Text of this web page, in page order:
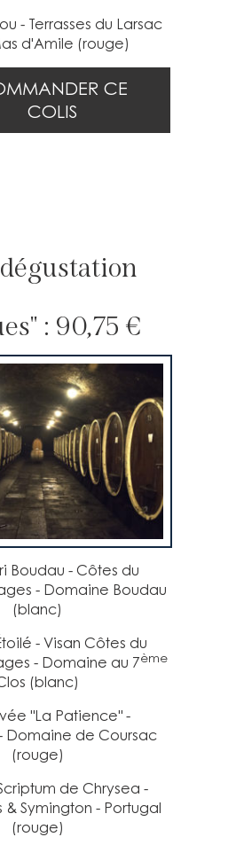
- Terrasses du Larsac
d'Amile (rouge)
CE
COLIS
: 90,75 €
Boudau - Côtes du
- Domaine Boudau
(blanc)
- Visan Côtes du
- Domaine au 7ème
(blanc)
"La Patience" -
Domaine de Coursac
(rouge)
de Chrysea -
& Symington - Portugal
(rouge)